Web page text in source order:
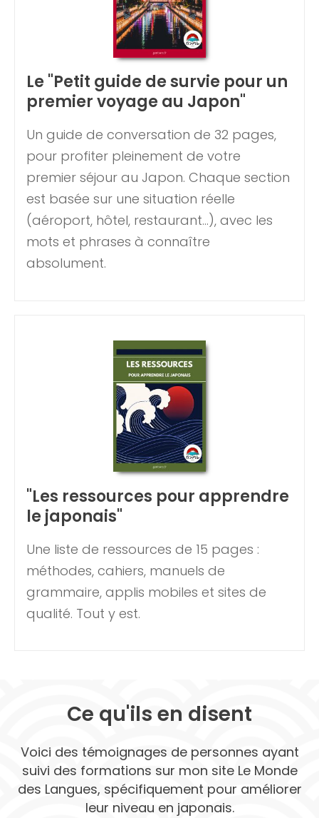
Le "Petit guide de survie pour un
premier voyage au Japon"
Un guide de conversation de 32 pages,
pour profiter pleinement de votre
premier séjour au Japon. Chaque section
est basée sur une situation réelle
(aéroport, hôtel, restaurant...), avec les
mots et phrases à connaître
absolument.
"Les ressources pour apprendre
le japonais"
Une liste de ressources de 15 pages :
méthodes, cahiers, manuels de
grammaire, applis mobiles et sites de
qualité. Tout y est.
Ce qu'ils en disent
Voici des témoignages de personnes ayant
suivi des formations sur mon site Le Monde
des Langues, spécifiquement pour améliorer
leur niveau en japonais.